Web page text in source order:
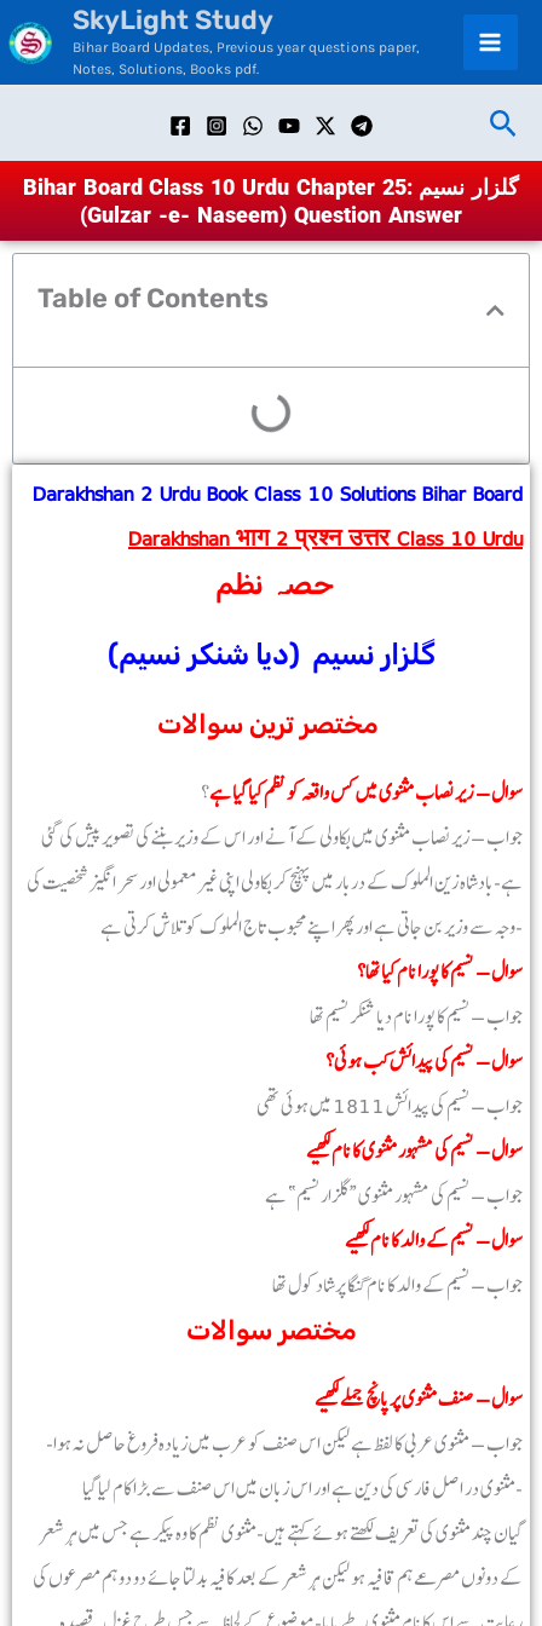
Skip
to
content
SkyLight Study
Bihar Board Updates, Previous year questions paper,
Notes, Solutions, Books pdf.
Bihar Board Class 10 Urdu Chapter 25: گلزار نسیم
(Gulzar -e- Naseem) Question Answer
Table of Contents
Darakhshan 2 Urdu Book Class 10 Solutions Bihar Board
Darakhshan भाग 2 प्रश्न उत्तर Class 10 Urdu
حصہ نظم
گلزار نسیم ( دیا شنکر نسیم)
سوال – زیر نصاب مثنوی میں کس واقعہ کو نظم کیا گیا ہے؟
جواب – زیر نصاب مثنوی میں بکاولی کے آنے اور اس کے وزیر بننے کی تصویر پیش کی گئی
ہے-بادشاہ زین الملوک کے دربار میں پہنچ کر بکاولی اپنی غیرمعمولی اور سحر انگیز شخصیت کی
وجہ سے وزیر بن جاتی ہے اور پھر اپنے محبوب تاج الملوک کو تلاش کرتی ہے-
سوال – نسیم کا پورا نام کیا تھا؟
جواب – نسیم کا پورا نام دیا شنکر نسیم تھا
سوال – نسیم کی پیدائش کب ہوئی؟
جواب – نسیم کی پیدائش 1811 میں ہوئی تھی
سوال – نسیم کی مشہور مثنوی کا نام لکھیے
جواب – نسیم کی مشہور مثنوی “گلزار نسیم” ہے
سوال – نسیم کے والد کا نام لکھیے
جواب – نسیم کے والد کا نام گنگا پرشاد کول تھا
مختصر سوالات
سوال – صنف مثنوی پر پانچ جملے لکھیے
جواب – مثنوی عربی کا لفظ ہے لیکن اس صنف کو عرب میں زیادہ فروغ حاصل نہ ہوا-
مثنوی در اصل فارسی کی دین ہے اور اس زبان میں اس صنف سے بڑا کام لیا گیا-
گیان چند مثنوی کی تعریف لکھتے ہوئے کہتے ہیں-مثنوی نظم کا وہ پیکر ہے جس میں ہر شعر
کے دونوں مصرعے ہم قافیہ ہو لیکن ہر شعر کے بعد کافیہ بدلتا جائے دو دو ہم مصرعوں کی